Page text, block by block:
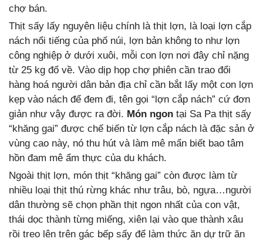
chợ bán.
Thịt sấy lấy nguyên liệu chính là thịt lợn, là loại lợn cắp
nách nổi tiếng của phố núi, lợn bản không to như lợn
công nghiệp ở dưới xuôi, mỗi con lợn nơi đây chỉ nặng
từ 25 kg đổ về. Vào dịp họp chợ phiên cần trao đổi
hàng hoá người dân bản địa chỉ cần bắt lấy một con lợn
kẹp vào nách để đem đi, tên gọi “lợn cắp nách” cứ đơn
giản như vậy được ra đời. Món ngon tại Sa Pa thịt sấy
“khăng gai” được chế biến từ lợn cắp nách là đặc sản ở
vùng cao này, nó thu hút và làm mê mẩn biết bao tâm
hồn đam mê ẩm thực của du khách.
Ngoài thịt lợn, món thịt “khăng gai” còn được làm từ
nhiều loại thịt thú rừng khác như trâu, bò, ngựa…người
dân thường sẽ chọn phần thịt ngon nhất của con vật,
thái dọc thành từng miếng, xiên lại vào que thành xâu
rồi treo lên trên gác bếp sấy để làm thức ăn dự trữ ăn